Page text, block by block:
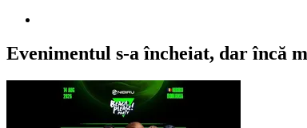
Evenimentul s-a încheiat, dar încă